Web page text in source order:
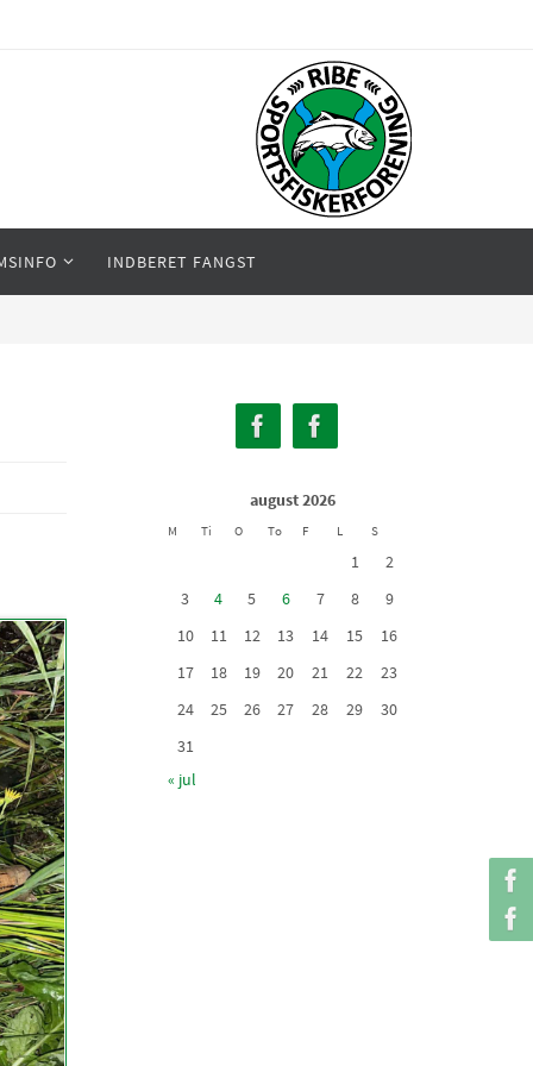
INDBERET FANGST
august 2026
M Ti O To F L S
1
2
3
4 5 6 7 8
9
10
11 12 13 14 15
16
17
18 19 20 21 22
23
24
25 26 27 28 29
30
31
« jul